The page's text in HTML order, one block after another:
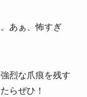
あぁ、怖すぎ
烈な爪痕を残す
らぜひ！